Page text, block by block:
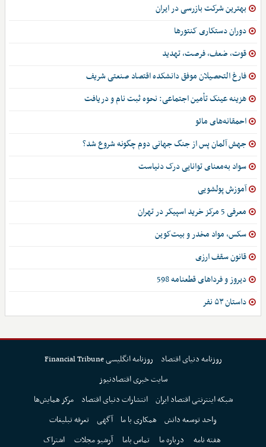
بهترین شرکت بازرسی در ایران
دوران دستکاری کنتورها
قوت، ضعف، فرصت، تهدید
فارغ التحصیلان موفق دانشکده اقتصاد صنعتی شریف
هزینه عینک تأمین اجتماعی: نحوه ثبت نام و دریافت
احمقانه‌های مائو
جهش آلمان پس از جنگ جهانی دوم چگونه شروع شد؟
سواد به‌معنای توانایی درک دنیاست
آموزش پولشویی
معرفی 5 مرکز خرید اسپیکر در تهران
سکس، مواد مخدر و بیت‌کوین
قانون سقف ارزی
دیروز و فرداهای قطعنامه 598
داستان ۵۳ نفر
روزنامه دنیای اقتصاد
روزنامه انگلیسی Financial Tribune
سایت خبری اقتصادنیوز
شبکه اینترنتی اقتصاد ایران انتشارات دنیای اقتصاد
مرکز همایش‌ها
واحد توسعه دانش همکاری با ما آگهی تعرفه تبلیغات
هفته نامه
درباره ما تماس باما آرشیو مجلات اشتراک